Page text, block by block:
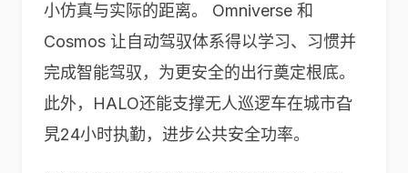
小仿真与实际的距离。 Omniverse 和
Cosmos 让自动驾驭体系得以学习、习惯并
完成智能驾驭，为更安全的出行奠定根底。
此外，HALO还能支撑无人巡逻车在城市旮
旯24小时执勤，进步公共安全功率。